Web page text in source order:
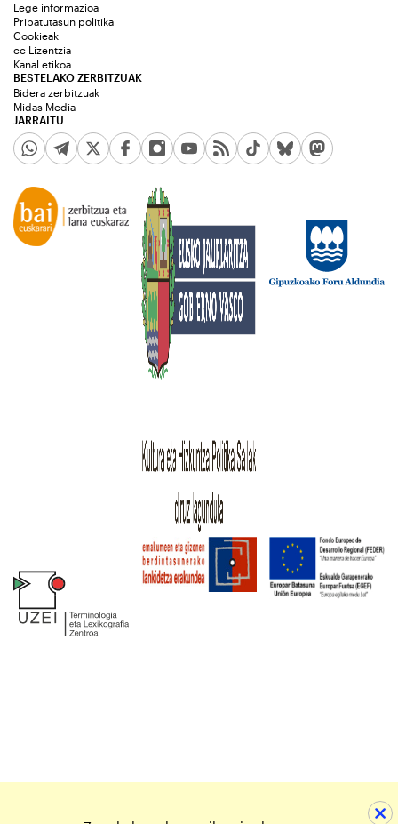
JARRAITU
Lege informazioa
Pribatutasun politika
Cookieak
cc Lizentzia
Kanal etikoa
BESTELAKO ZERBITZUAK
Bidera zerbitzuak
Midas Media